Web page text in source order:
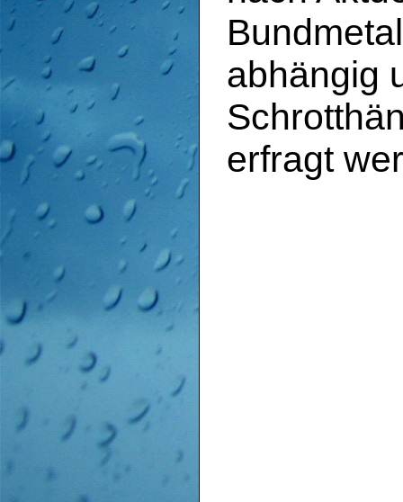
abhängig
erfragt